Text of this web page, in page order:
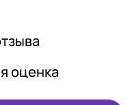
оценка